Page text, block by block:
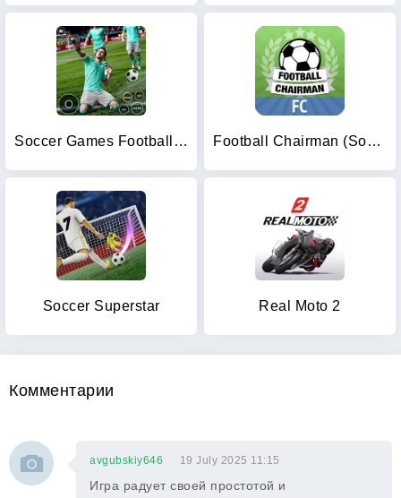
Soccer Games Football League Football Chairman (Soccer)
Soccer Superstar Real Moto 2
Комментарии
avgubskiy646 19 July 2025 11:15
Игра радует своей простотой и